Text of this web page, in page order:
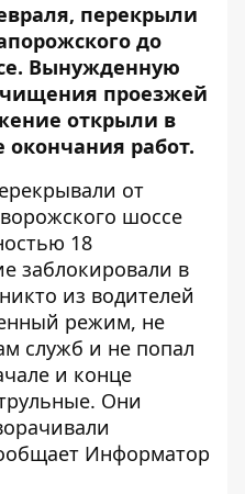
перекрыли
до
Вынужденную
проезжей
открыли в
окончания работ.
от
шоссе
18
заблокировали в
из водителей
режим, не
служб и не попал
и конце
Они
Информатор